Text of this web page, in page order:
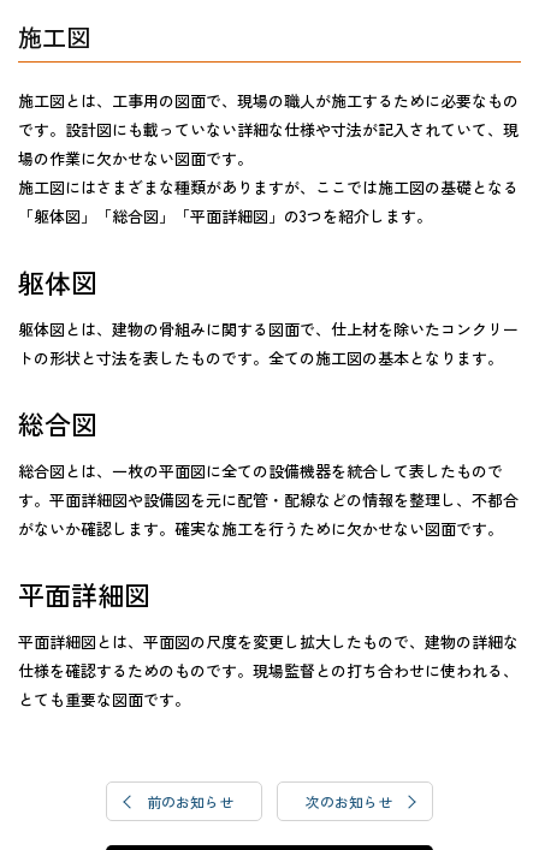
施工図
施工図とは、工事用の図面で、現場の職人が施工するために必要なもの
です。設計図にも載っていない詳細な仕様や寸法が記入されていて、現
場の作業に欠かせない図面です。
施工図にはさまざまな種類がありますが、ここでは施工図の基礎となる
「躯体図」「総合図」「平面詳細図」の3つを紹介します。
躯体図
躯体図とは、建物の骨組みに関する図面で、仕上材を除いたコンクリー
トの形状と寸法を表したものです。全ての施工図の基本となります。
総合図
総合図とは、一枚の平面図に全ての設備機器を統合して表したもので
す。平面詳細図や設備図を元に配管・配線などの情報を整理し、不都合
がないか確認します。確実な施工を行うために欠かせない図面です。
平面詳細図
平面詳細図とは、平面図の尺度を変更し拡大したもので、建物の詳細な
仕様を確認するためのものです。現場監督との打ち合わせに使われる、
とても重要な図面です。
前のお知らせ 次のお知らせ